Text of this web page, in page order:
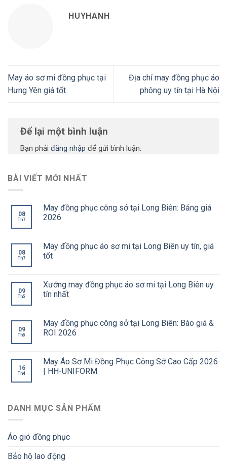
HUYHANH
May áo sơ mi đồng phục tại
Hưng Yên giá tốt
Địa chỉ may đồng phục áo
phông uy tín tại Hà Nội
Để lại một bình luận
Bạn phải đăng nhập để gửi bình luận.
BÀI VIẾT MỚI NHẤT
08
Th7
May đồng phục công sở tại Long Biên: Bảng giá
2026
08
Th7
May đồng phục áo sơ mi tại Long Biên uy tín, giá
tốt
09
Th5
Xưởng may đồng phục áo sơ mi tại Long Biên uy
tín nhất
09
Th5
May đồng phục công sở tại Long Biên: Báo giá &
ROI 2026
16
Th4
May Áo Sơ Mi Đồng Phục Công Sở Cao Cấp 2026
| HH-UNIFORM
DANH MỤC SẢN PHẨM
Áo gió đồng phục
Bảo hộ lao động